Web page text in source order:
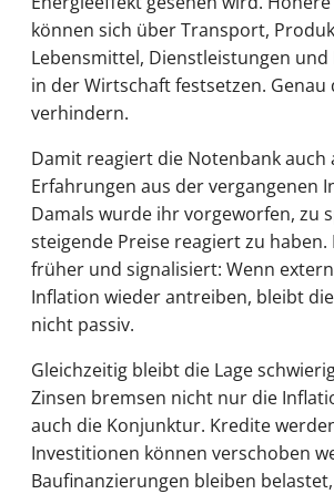
können sich über Transport,
Lebensmittel, Dienstleistungen
in der Wirtschaft festsetzen. Genau
verhindern.
Damit reagiert die Notenbank auch
Erfahrungen aus der vergangenen
Damals wurde ihr vorgeworfen, zu
steigende Preise reagiert zu
früher und signalisiert: Wenn
Inflation wieder antreiben, bleibt
nicht passiv.
Gleichzeitig bleibt die Lage
Zinsen bremsen nicht nur die
auch die Konjunktur. Kredite
Investitionen können verschoben
Baufinanzierungen bleiben